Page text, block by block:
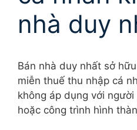
nhà duy
Bán nhà duy nhất sở
miễn thuế thu nhập cá
không áp dụng với
hoặc công trình hình